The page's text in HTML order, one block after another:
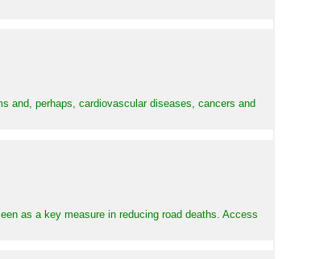
and, perhaps, cardiovascular diseases, cancers and
as a key measure in reducing road deaths. Access